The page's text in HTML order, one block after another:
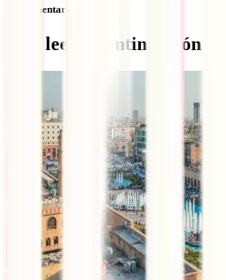
Sin comentarios
Qué leer a continuación